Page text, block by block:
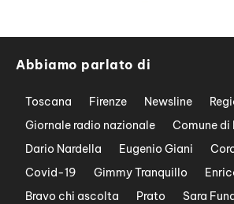
Abbiamo parlato di
Toscana Firenze Newsline
Giornale radio nazionale
Comune di
Dario Nardella
Eugenio Giani
Covid-19
Gimmy Tranquillo
Bravo chi ascolta
Prato Sara